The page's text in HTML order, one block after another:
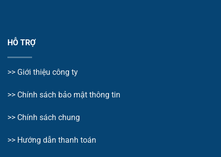
HỖ TRỢ
>> Giới thiệu công ty
>> Chính sách bảo mật thông tin
>> Chính sách chung
>> Hướng dẫn thanh toán